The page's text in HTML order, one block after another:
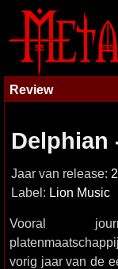
Review
Delphian
Jaar van release:
Label: Lion Music
Vooral
vorig jaar van de